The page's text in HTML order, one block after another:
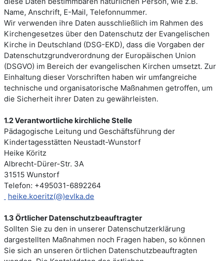
Name, Anschrift, E-Mail, Telefonnummer.
Wir verwenden ihre Daten ausschließlich im Rahmen des
Kirchengesetzes über den Datenschutz der Evangelischen
Kirche in Deutschland (DSG-EKD), dass die Vorgaben der
Datenschutzgrundverordnung der Europäischen Union
(DSGVO) im Bereich der evangelischen Kirchen umsetzt. Zur
Einhaltung dieser Vorschriften haben wir umfangreiche
technische und organisatorische Maßnahmen getroffen, um
die Sicherheit ihrer Daten zu gewährleisten.
1.2 Verantwortliche kirchliche Stelle
Pädagogische Leitung und Geschäftsführung der
Kindertagesstätten Neustadt-Wunstorf
Heike Köritz
Albrecht-Dürer-Str. 3A
31515 Wunstorf
Telefon: +495031-6892264
heike.koeritz(@)evlka.de
1.3 Örtlicher Datenschutzbeauftragter
Sollten Sie zu den in unserer Datenschutzerklärung
dargestellten Maßnahmen noch Fragen haben, so können
Sie sich an unseren örtlichen Datenschutzbeauftragten